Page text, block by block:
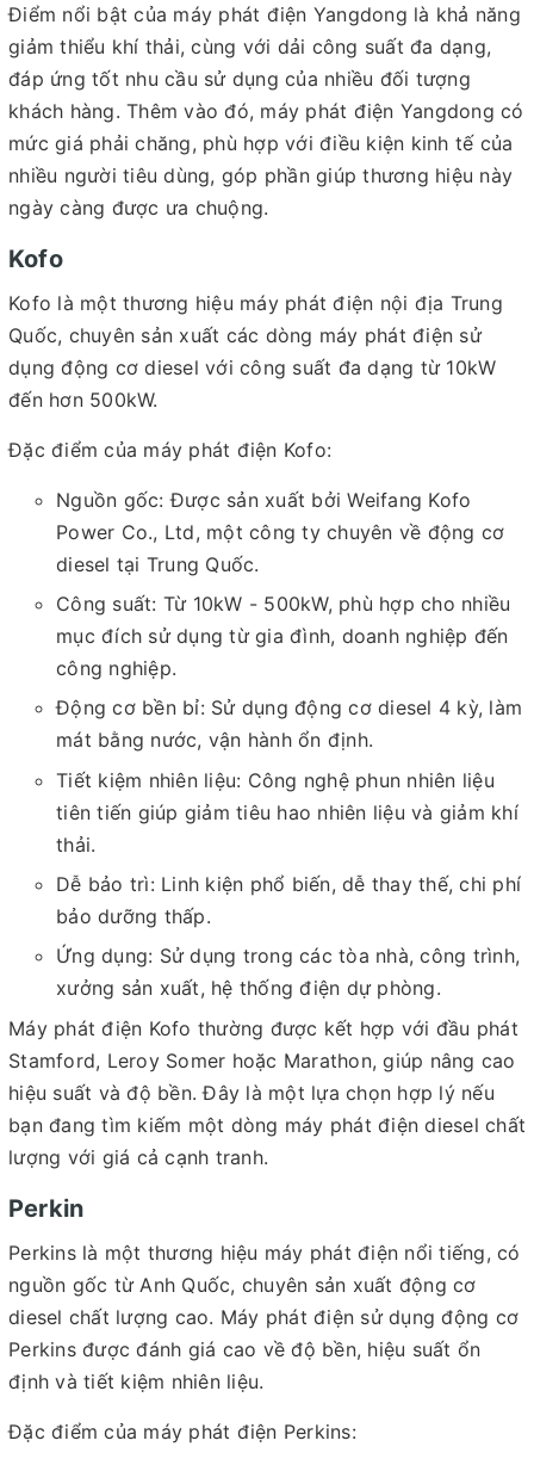
Điểm nổi bật của máy phát điện Yangdong là khả năng
giảm thiểu khí thải, cùng với dải công suất đa dạng,
đáp ứng tốt nhu cầu sử dụng của nhiều đối tượng
khách hàng. Thêm vào đó, máy phát điện Yangdong có
mức giá phải chăng, phù hợp với điều kiện kinh tế của
nhiều người tiêu dùng, góp phần giúp thương hiệu này
ngày càng được ưa chuộng.
Kofo
Kofo là một thương hiệu máy phát điện nội địa Trung
Quốc, chuyên sản xuất các dòng máy phát điện sử
dụng động cơ diesel với công suất đa dạng từ 10kW
đến hơn 500kW.
Đặc điểm của máy phát điện Kofo:
Nguồn gốc: Được sản xuất bởi Weifang Kofo
Power Co., Ltd, một công ty chuyên về động cơ
diesel tại Trung Quốc.
Công suất: Từ 10kW - 500kW, phù hợp cho nhiều
mục đích sử dụng từ gia đình, doanh nghiệp đến
công nghiệp.
Động cơ bền bỉ: Sử dụng động cơ diesel 4 kỳ, làm
mát bằng nước, vận hành ổn định.
Tiết kiệm nhiên liệu: Công nghệ phun nhiên liệu
tiên tiến giúp giảm tiêu hao nhiên liệu và giảm khí
thải.
Dễ bảo trì: Linh kiện phổ biến, dễ thay thế, chi phí
bảo dưỡng thấp.
Ứng dụng: Sử dụng trong các tòa nhà, công trình,
xưởng sản xuất, hệ thống điện dự phòng.
Máy phát điện Kofo thường được kết hợp với đầu phát
Stamford, Leroy Somer hoặc Marathon, giúp nâng cao
hiệu suất và độ bền. Đây là một lựa chọn hợp lý nếu
bạn đang tìm kiếm một dòng máy phát điện diesel chất
lượng với giá cả cạnh tranh.
Perkin
Perkins là một thương hiệu máy phát điện nổi tiếng, có
nguồn gốc từ Anh Quốc, chuyên sản xuất động cơ
diesel chất lượng cao. Máy phát điện sử dụng động cơ
Perkins được đánh giá cao về độ bền, hiệu suất ổn
định và tiết kiệm nhiên liệu.
Đặc điểm của máy phát điện Perkins: